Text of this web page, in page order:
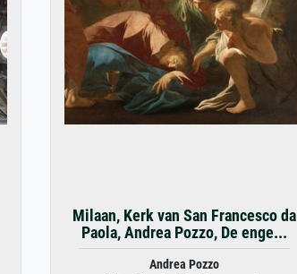
Milaan, Kerk van San Francesco da
Paola, Andrea Pozzo, De enge...
Andrea Pozzo